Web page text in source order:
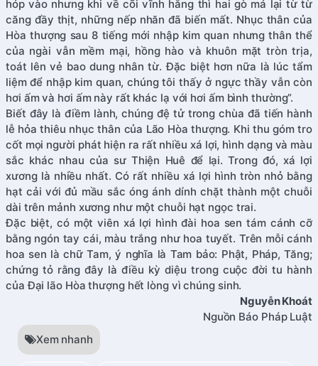
hóp vào nhưng khi về cõi vĩnh hằng thì hai gò má lại từ từ
căng đầy thịt, những nếp nhăn đã biến mất. Nhục thân của
Hòa thượng sau 8 tiếng mới nhập kim quan nhưng thân thể
của ngài vẫn mềm mại, hồng hào và khuôn mặt tròn trịa,
toát lên vẻ bao dung nhân từ. Đặc biệt hơn nữa là lúc tẩm
liệm để nhập kim quan, chúng tôi thấy ở ngực thầy vẫn còn
hơi ấm và hơi ấm này rất khác lạ với hơi ấm bình thường”.
Biết đây là điềm lành, chúng đệ tử trong chùa đã tiến hành
lễ hỏa thiêu nhục thân của Lão Hòa thượng. Khi thu góm tro
cốt mọi người phát hiện ra rất nhiều xá lợi, hình dạng và màu
sắc khác nhau của sư Thiện Huê để lại. Trong đó, xá lợi
xương là nhiều nhất. Có rất nhiều xá lợi hình tròn nhỏ bằng
hạt cải với đủ mầu sắc óng ánh dính chặt thành một chuỗi
dài trên mảnh xương như một chuỗi hạt ngọc trai.
Đặc biệt, có một viên xá lợi hình đài hoa sen tám cánh cỡ
bằng ngón tay cái, màu trắng như hoa tuyết. Trên mỗi cánh
hoa sen là chữ Tam, ý nghĩa là Tam bảo: Phật, Pháp, Tăng;
chứng tỏ rằng đây là điều kỳ diệu trong cuộc đời tu hành
của Đại lão Hòa thượng hết lòng vì chúng sinh.
Nguyễn Khoát
Nguồn Báo Pháp Luật
Xem nhanh